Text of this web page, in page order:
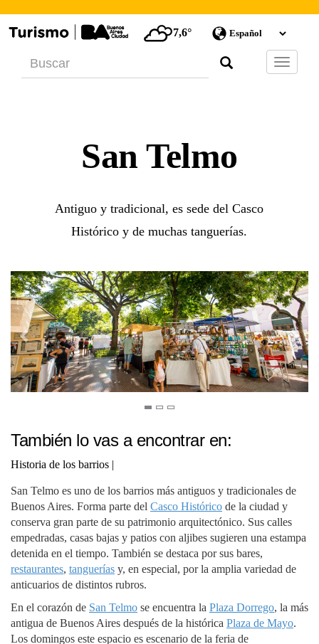
7,6°
Barra
de
San Telmo
Antiguo y tradicional, es sede del Casco
Histórico y de muchas tanguerías.
También lo vas a encontrar en:
Historia de los barrios |
San Telmo es uno de los barrios más antiguos y tradicionales de
Buenos Aires. Forma parte del Casco Histórico de la ciudad y
conserva gran parte de su patrimonio arquitectónico. Sus calles
empedradas, casas bajas y patios con aljibes sugieren una estampa
detenida en el tiempo. También se destaca por sus bares,
restaurantes, tanguerías y, en especial, por la amplia variedad de
anticuarios de distintos rubros.
En el corazón de San Telmo se encuentra la Plaza Dorrego, la más
antigua de Buenos Aires después de la histórica Plaza de Mayo.
Los domingos este espacio es escenario de la feria de